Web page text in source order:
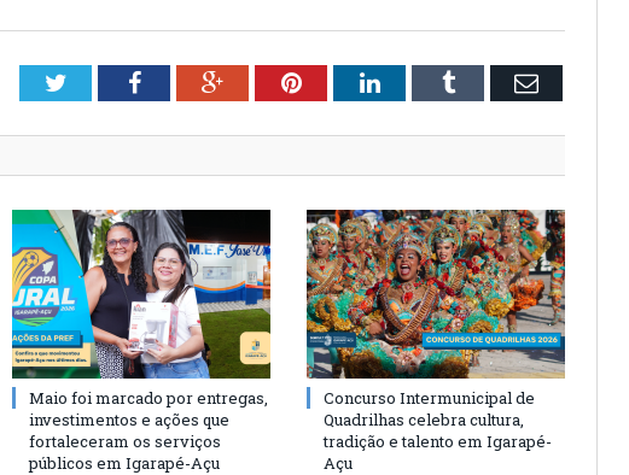
TwitterFacebookGoogle+PinterestLinkedInTumblr Email
Maio foi marcado por entregas,
investimentos e ações que
fortaleceram os serviços
públicos em Igarapé-Açu
Concurso Intermunicipal de
Quadrilhas celebra cultura,
tradição e talento em Igarapé-
Açu